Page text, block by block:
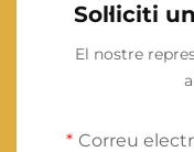
Sol·liciti
El nostre
Correu